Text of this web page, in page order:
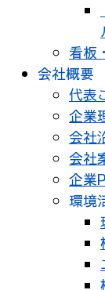
看板
会社概要
代表
企業
会社
会社
企業
環境